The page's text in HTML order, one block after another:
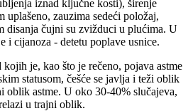
iznad ključne kosti), širenje
uplašeno, zauzima sedeći položaj,
disanja čujni su zvižduci u plućima. U
i cijanoza - detetu poplave usnice.
je, kao što je rečeno, pojava astme
statusom, češće se javlja i teži oblik
oblik astme. U oko 30-40% slučajeva,
u trajni oblik.